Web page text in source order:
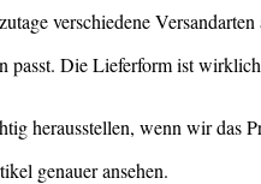
verschiedene
passt. Die Lieferform ist
herausstellen, wenn wir das
genauer ansehen.